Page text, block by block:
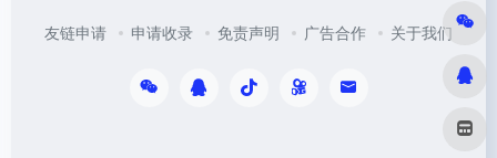
友链申请 申请收录 免责声明 广告合作 关于我们